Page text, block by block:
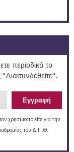
περιοδικά το
χρησιμοποιείτε για την
του Δ.Π.Θ.